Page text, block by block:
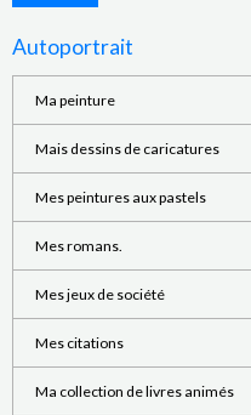
Autoportrait
Ma peinture
Mais dessins de caricatures
Mes peintures aux pastels
Mes romans.
Mes jeux de société
Mes citations
Ma collection de livres animés